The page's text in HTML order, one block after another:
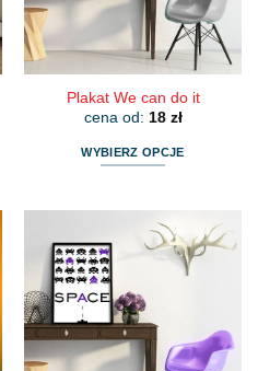
na
stronie
produktu
Plakat We can do it
cena od: 18 zł
WYBIERZ OPCJE
wiele
wariantów.
Opcje
można
wybrać
na